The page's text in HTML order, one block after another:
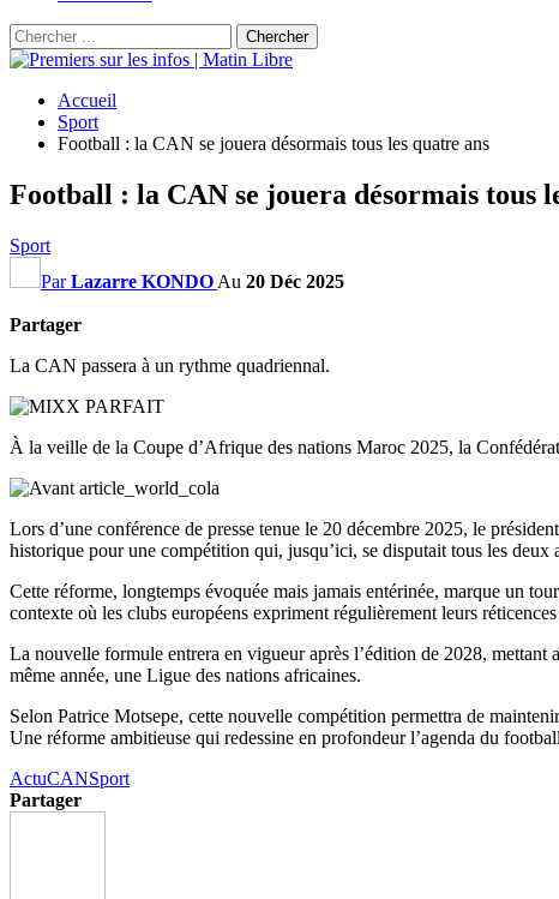
Accueil
Sport
Football : la CAN se jouera désormais tous les quatre ans
Football : la CAN se jouera désormais tous
Sport
ParLazarre KONDO Au 20 Déc 2025
Partager
La CAN passera à un rythme quadriennal.
À la veille de la Coupe d’Afrique des nations Maroc 2025, la
Lors d’une conférence de presse tenue le 20 décembre 2025, le
historique pour une compétition qui, jusqu’ici, se disputait tous les deux
Cette réforme, longtemps évoquée mais jamais entérinée, marque un
contexte où les clubs européens expriment régulièrement leurs
La nouvelle formule entrera en vigueur après l’édition de 2028,
même année, une Ligue des nations africaines.
Selon Patrice Motsepe, cette nouvelle compétition permettra de
Une réforme ambitieuse qui redessine en profondeur l’agenda du
ActuCANSport
Partager